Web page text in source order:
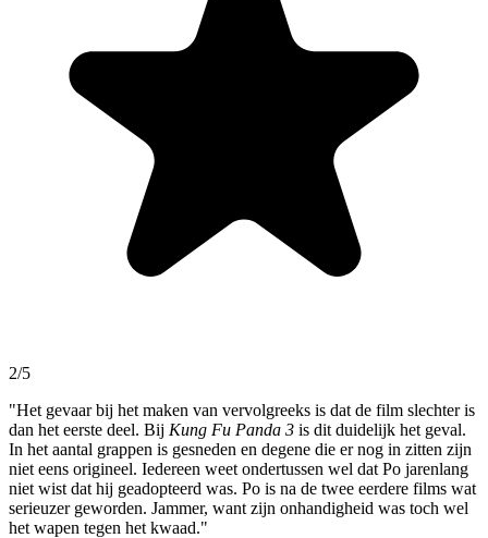
2/5
"Het gevaar bij het maken van vervolgreeks is dat de film slechter is
dan het eerste deel. Bij Kung Fu Panda 3 is dit duidelijk het geval.
In het aantal grappen is gesneden en degene die er nog in zitten zijn
niet eens origineel. Iedereen weet ondertussen wel dat Po jarenlang
niet wist dat hij geadopteerd was. Po is na de twee eerdere films wat
serieuzer geworden. Jammer, want zijn onhandigheid was toch wel
het wapen tegen het kwaad."